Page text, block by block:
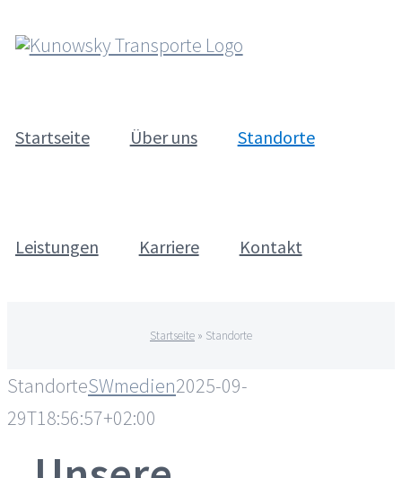
Inhalt
Startseite Über uns Standorte
Leistungen Karriere Kontakt
Startseite » Standorte
StandorteSWmedien2025-09-
29T18:56:57+02:00